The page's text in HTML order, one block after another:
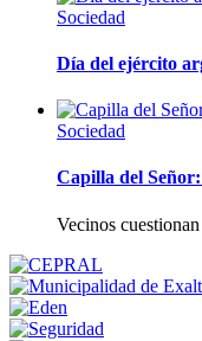
Sociedad
Día del ejército
Sociedad
Capilla del
Vecinos